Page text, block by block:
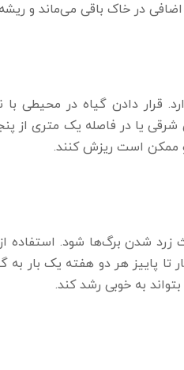
در خاک باقی می‌ماند و
قرار دادن گیاه در محیطی
شرقی یا در فاصله یک متری از
و ممکن است ریزش کنند.
پاییز هر دو هفته یک بار
به خوبی رشد کند.